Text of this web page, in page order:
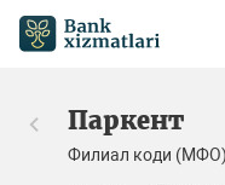
Паркент
Филиал коди